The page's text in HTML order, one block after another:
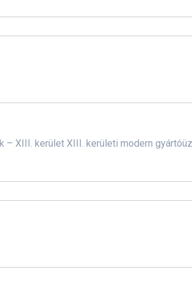
– XIII. kerület XIII. kerületi modern